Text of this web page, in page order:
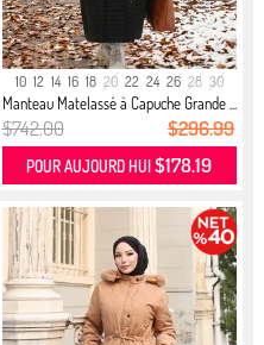
10 12 14 16 18 20 22 24 26 28 30
Manteau Matelassé à Capuche Grande ...
$742.00 $296.99
POUR AUJOURD HUI$178.19